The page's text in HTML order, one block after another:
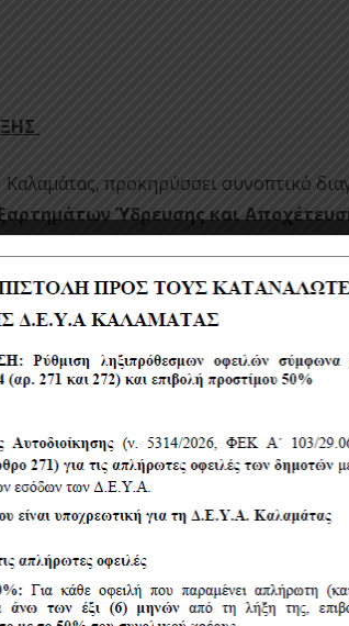
προκηρύσσει συνοπτικό
Ύδρευσης και
εγγράφων σύμβασης και τευχών στην
από τα γραφεία της Δ.Ε.Υ.Α.K,
των 5,00 € , το αργότερο μία (1)
της Επιτροπής Διαγωνισμού στο
την 10:00π.μ.
πρόσωπα με δραστηριότητα